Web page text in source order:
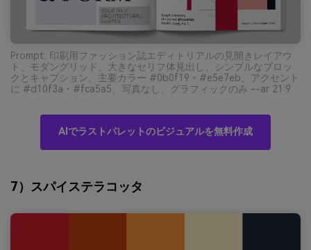
Prompt: 印刷用ファッション誌エディトリアルの見開きレイアウ
ト、モダングリッド、大きなセリフ体見出し、シンプルなブロッ
クとキャプション、主要カラー #0b0f19・#e5e7eb、アクセント
に #d10f3a・#fca5a5、写真なし、グラフィックのみ --ar 21:9
AIでラストパレットのビジュアルを無料作成
7）スパイステラコッタ